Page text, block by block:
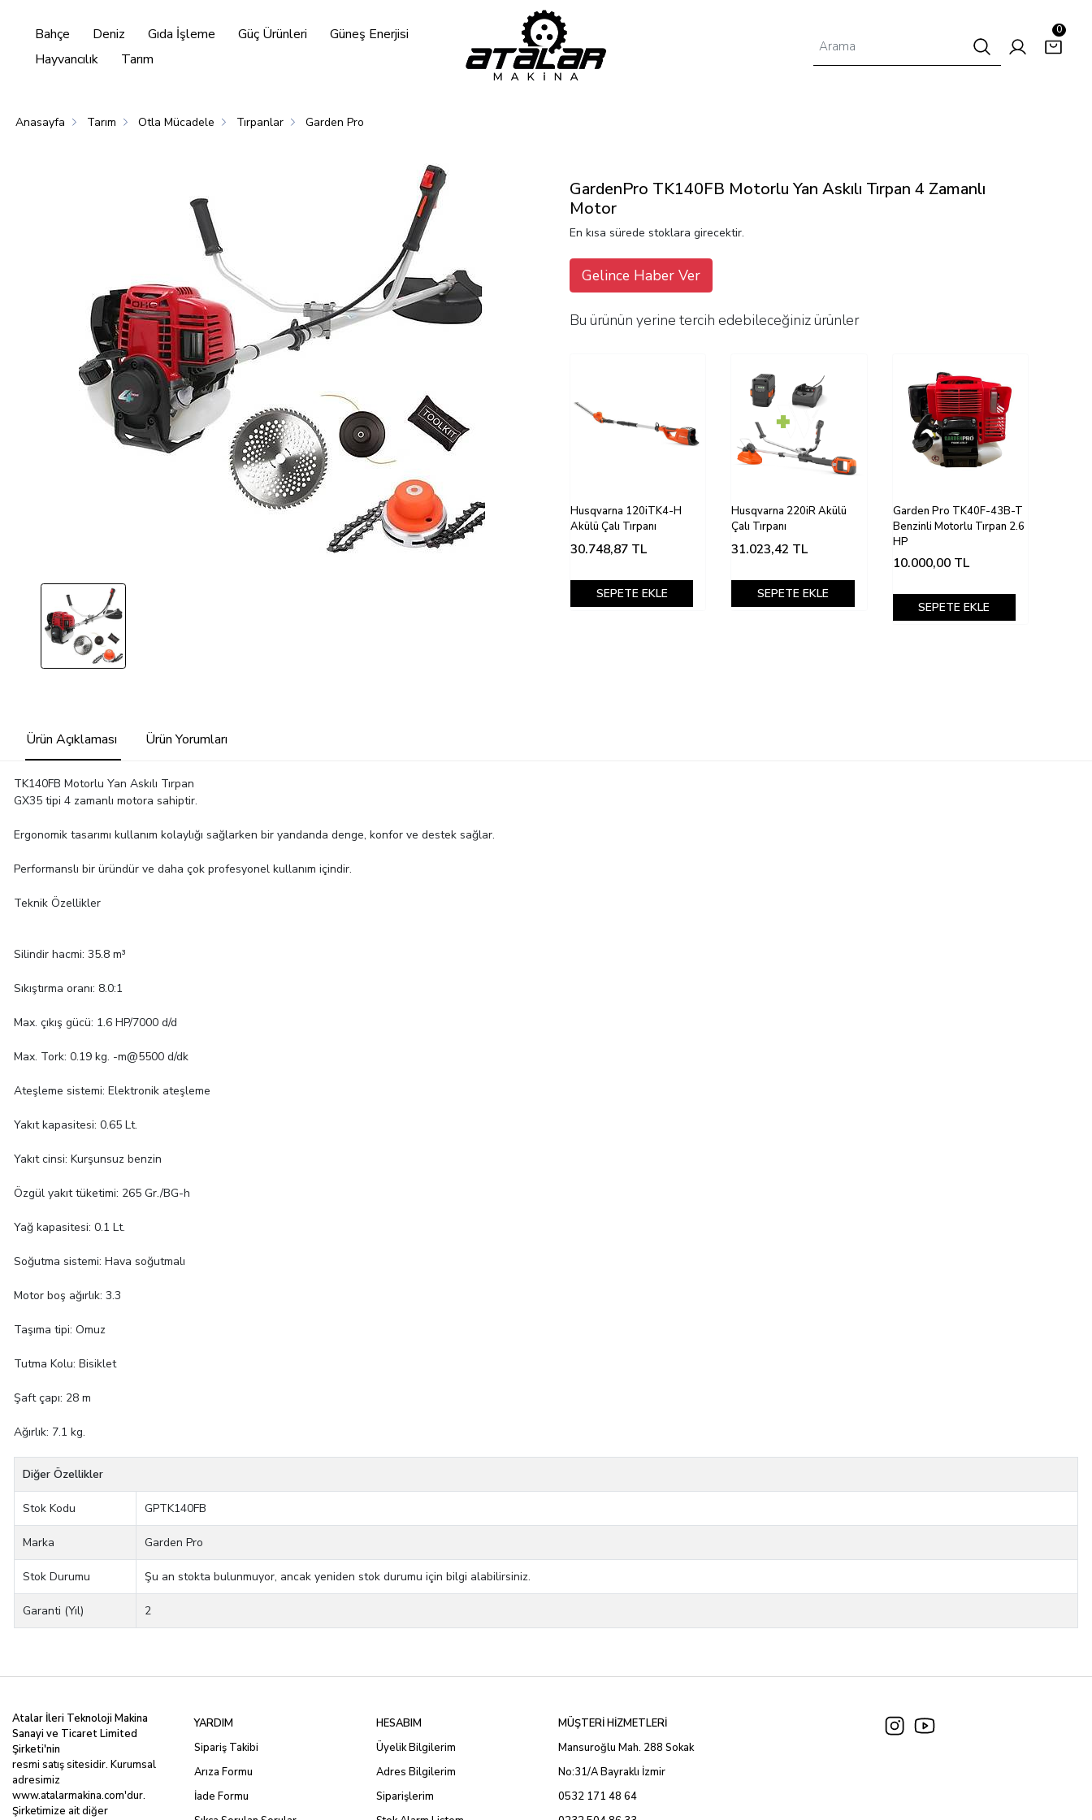
Bahçe Deniz Gıda İşleme Güç Ürünleri
Güneş Enerjisi
Hayvancılık
Tarım
0
Anasayfa Tarım Otla Mücadele Tırpanlar Garden Pro
GardenPro TK140FB Motorlu Yan Askılı Tırpan 4 Zamanlı
Motor
En kısa sürede stoklara girecektir.
Gelince Haber Ver
Bu ürünün yerine tercih edebileceğiniz ürünler
Husqvarna 120iTK4-H
Akülü Çalı Tırpanı
30.748,87 TL
SEPETE EKLE
Husqvarna 220iR Akülü
Çalı Tırpanı
31.023,42 TL
SEPETE EKLE
Garden Pro TK40F-43B-T
Benzinli Motorlu Tırpan 2.6
HP
10.000,00 TL
SEPETE EKLE
Ürün Açıklaması Ürün Yorumları
TK140FB Motorlu Yan Askılı Tırpan
GX35 tipi 4 zamanlı motora sahiptir.
Ergonomik tasarımı kullanım kolaylığı sağlarken bir yandanda denge, konfor ve destek sağlar.
Performanslı bir üründür ve daha çok profesyonel kullanım içindir.
Teknik Özellikler
Silindir hacmi: 35.8 m³
Sıkıştırma oranı: 8.0:1
Max. çıkış gücü: 1.6 HP/7000 d/d
Max. Tork: 0.19 kg. -m@5500 d/dk
Ateşleme sistemi: Elektronik ateşleme
Yakıt kapasitesi: 0.65 Lt.
Yakıt cinsi: Kurşunsuz benzin
Özgül yakıt tüketimi: 265 Gr./BG-h
Yağ kapasitesi: 0.1 Lt.
Soğutma sistemi: Hava soğutmalı
Motor boş ağırlık: 3.3
Taşıma tipi: Omuz
Tutma Kolu: Bisiklet
Şaft çapı: 28 m
Ağırlık: 7.1 kg.
Diğer Özellikler
Stok Kodu GPTK140FB
Marka Garden Pro
Stok Durumu Şu an stokta bulunmuyor, ancak yeniden stok durumu için bilgi alabilirsiniz.
Garanti (Yıl) 2
Atalar İleri Teknoloji Makina
Sanayi ve Ticaret Limited
Şirketi'nin
resmi satış sitesidir. Kurumsal
adresimiz
www.atalarmakina.com'dur.
Şirketimize ait diğer
YARDIM
Sipariş Takibi
Arıza Formu
İade Formu
HESABIM
Üyelik Bilgilerim
Adres Bilgilerim
Siparişlerim
MÜŞTERİ HİZMETLERİ
Mansuroğlu Mah. 288 Sokak
No:31/A Bayraklı İzmir
0532 171 48 64